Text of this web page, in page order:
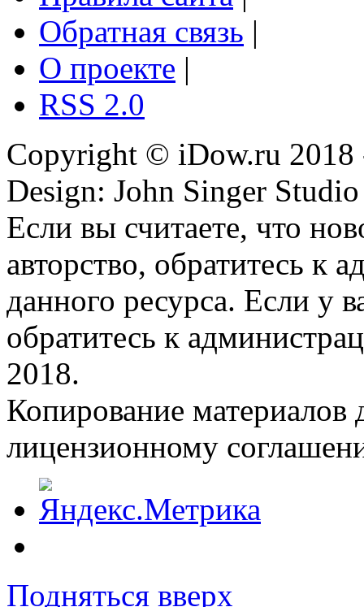
Обратная связь |
О проекте |
RSS 2.0
Copyright © iDow.ru 2018
Design: John Singer Studio
Если вы считаете, что
авторство, обратитесь к
данного ресурса. Если у
обратитесь к
2018.
Копирование материалов
лицензионному
Подняться вверх